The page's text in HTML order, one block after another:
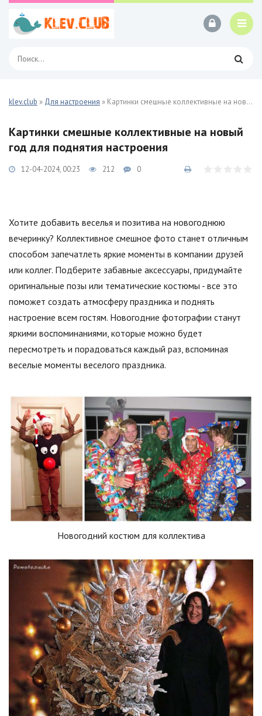
klev.club » Для настроения » Картинки смешные коллективные на новый год 29 фото
Картинки смешные коллективные на новый
год для поднятия настроения
12-04-2024, 00:23 212 0
Хотите добавить веселья и позитива на новогоднюю
вечеринку? Коллективное смешное фото станет отличным
способом запечатлеть яркие моменты в компании друзей
или коллег. Подберите забавные аксессуары, придумайте
оригинальные позы или тематические костюмы - все это
поможет создать атмосферу праздника и поднять
настроение всем гостям. Новогодние фотографии станут
яркими воспоминаниями, которые можно будет
пересмотреть и порадоваться каждый раз, вспоминая
веселые моменты веселого праздника.
Новогодний костюм для коллектива